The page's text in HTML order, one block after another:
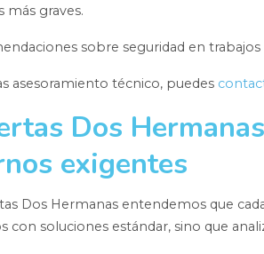
más graves.
sobre seguridad en
asesoramiento técnico, puedes
Dos
exigentes
Dos Hermanas entendemos que
con soluciones estándar, sino que